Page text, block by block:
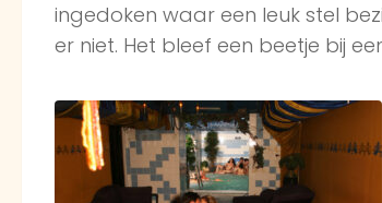
ingedoken waar een leuk stel
er niet. Het bleef een beetje bij